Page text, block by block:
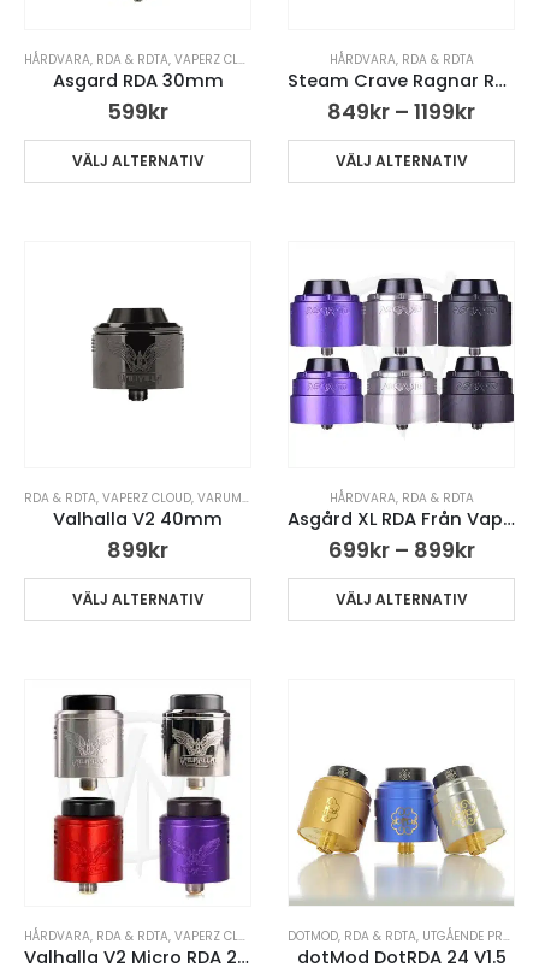
HÅRDVARA, RDA & RDTA, VAPERZ CLOUD VARUMÄRKEN
Asgard RDA 30mm
599kr
VÄLJ ALTERNATIV
HÅRDVARA, RDA & RDTA
Steam Crave Ragnar RDTA 35mm
849kr – 1199kr
VÄLJ ALTERNATIV
RDA & RDTA, VAPERZ CLOUD, VARUMÄRKEN
Valhalla V2 40mm
899kr
VÄLJ ALTERNATIV
HÅRDVARA, RDA & RDTA
Asgård XL RDA Från Vaperz Cloud
699kr – 899kr
VÄLJ ALTERNATIV
HÅRDVARA, RDA & RDTA, VAPERZ CLOUD VARUMÄRKEN
Valhalla V2 Micro RDA 25mm Vaperz Cloud
DOTMOD, RDA & RDTA, UTGÅENDE PRODUKTER
dotMod DotRDA 24 V1.5